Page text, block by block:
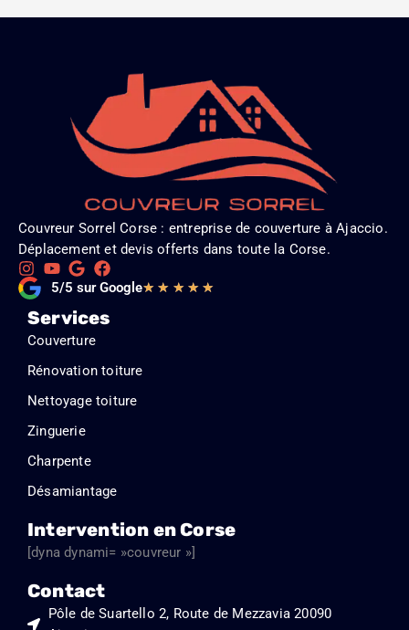
Couvreur Sorrel Corse : entreprise de couverture à Ajaccio.
Déplacement et devis offerts dans toute la Corse.
5/5 sur Google★ ★ ★ ★ ★Noté
Services
Couverture
Rénovation toiture
Nettoyage toiture
Zinguerie
Charpente
Désamiantage
Intervention en Corse
[dyna dynami= »couvreur »]
Contact
Pôle de Suartello 2, Route de Mezzavia 20090